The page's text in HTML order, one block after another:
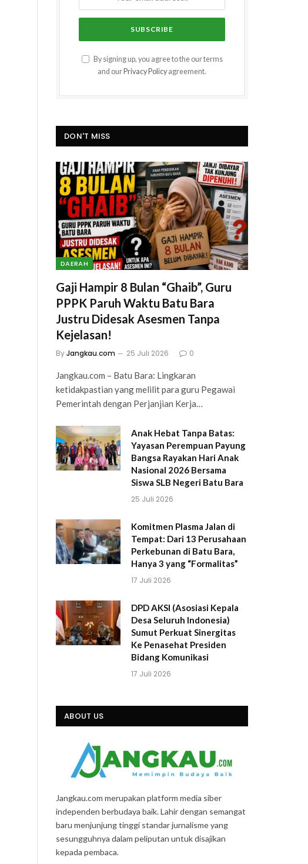
By signing up, you agree to the our terms
and our Privacy Policy agreement.
DON'T MISS
DAERAH
Gaji Hampir 8 Bulan “Ghaib”, Guru
PPPK Paruh Waktu Batu Bara
Justru Didesak Asesmen Tanpa
Kejelasan!
ByJangkau.com 25 Juli 2026 0
Jangkau.com – Batu Bara: Lingkaran
ketidakpastian yang melilit para guru Pegawai
Pemerintah dengan Perjanjian Kerja…
Anak Hebat Tanpa Batas:
Yayasan Perempuan Payung
Bangsa Rayakan Hari Anak
Nasional 2026 Bersama
Siswa SLB Negeri Batu Bara
25 Juli 2026
Komitmen Plasma Jalan di
Tempat: Dari 13 Perusahaan
Perkebunan di Batu Bara,
Hanya 3 yang “Formalitas”
17 Juli 2026
DPD AKSI (Asosiasi Kepala
Desa Seluruh Indonesia)
Sumut Perkuat Sinergitas
Ke Penasehat Presiden
Bidang Komunikasi
17 Juli 2026
ABOUT US
Jangkau.com merupakan platform media siber
independen berbudaya baik. Lahir dengan semangat
baru menjunjung tinggi standar jurnalisme yang
sesungguhnya dalam peliputan untuk disajikan
kepada pembaca.